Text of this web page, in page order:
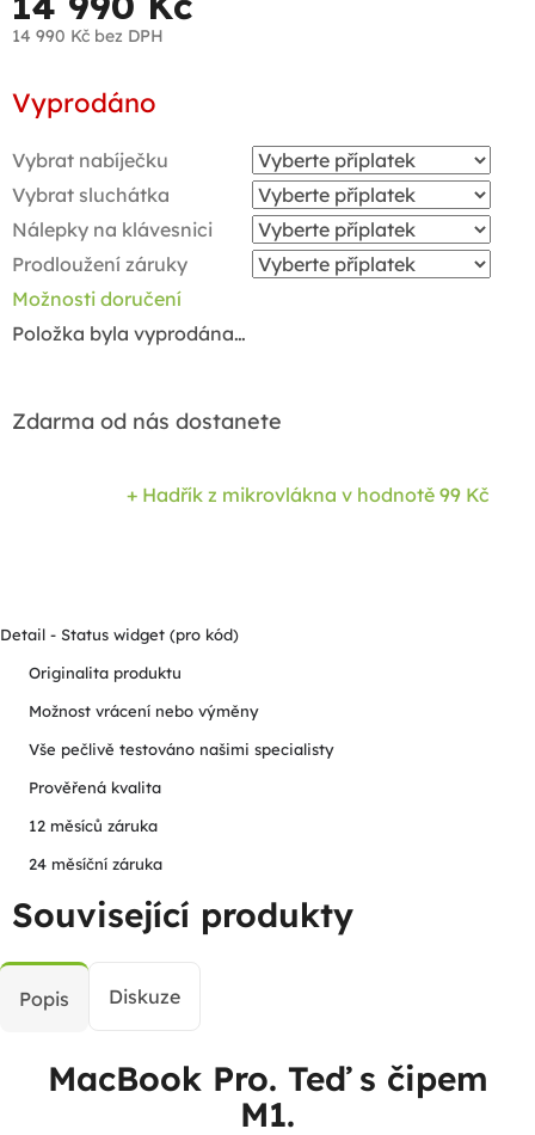
14 990 Kč bez DPH
cena:
Vyprodáno
Vybrat nabíječku
Vybrat sluchátka
Nálepky na klávesnici
Prodloužení záruky
Možnosti doručení
Položka byla vyprodána…
Zdarma od nás dostanete
+ Hadřík z mikrovlákna v hodnotě 99 Kč
Detail - Status widget (pro kód)
Originalita produktu
Možnost vrácení nebo výměny
Vše pečlivě testováno našimi specialisty
Prověřená kvalita
12 měsíců záruka
24 měsíční záruka
Související produkty
Popis Diskuze
MacBook Pro. Teď s čipem
M1.